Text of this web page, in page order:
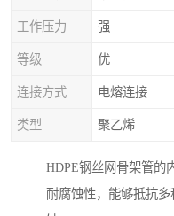
工作压力 强
等级 优
连接方式 电熔连接
类型 聚乙烯
HDPE钢丝网骨架管的
耐腐蚀性，能够抵抗